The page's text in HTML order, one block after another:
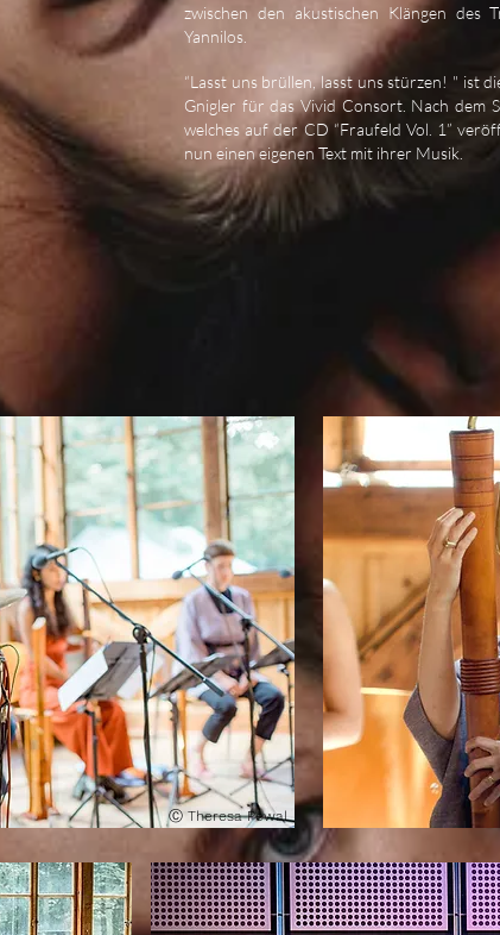
zwischen den akustischen Klängen des
Yannilos.
“Lasst uns brüllen, lasst uns stürzen! " ist
Gnigler für das Vivid Consort. Nach dem
welches auf der CD “Fraufeld Vol. 1”
nun einen eigenen Text mit ihrer Musik.
ⒸTheresa Pewal